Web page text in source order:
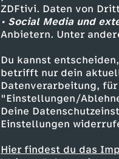
ZDFtivi. Daten von
• Social Media und
Anbietern. Unter
Du kannst
betrifft nur dein
Datenverarbeitung,
"Einstellungen/
Deine
Einstellungen
Hier findest du das
Ähnliche
Comedy